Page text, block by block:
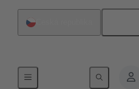
Připojení základní desky